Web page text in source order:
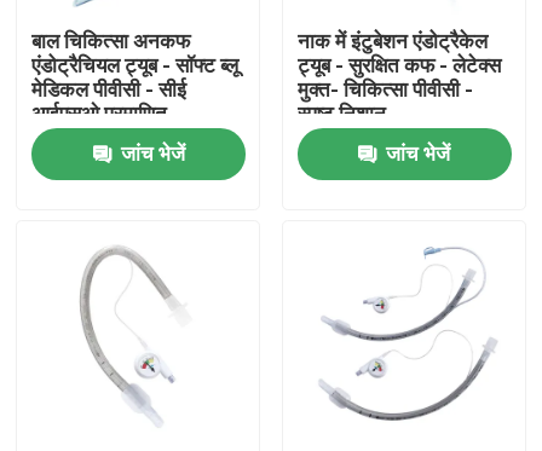
होम
वीआर दिखाएँ
बाल चिकित्सा अनकफ
एंडोट्रैचियल ट्यूब - सॉफ्ट ब्लू
मेडिकल पीवीसी - सीई
आईएसओ प्रमाणित
जांच भेजें
नाक में इंटुबेशन एंडोट्रैकेल
ट्यूब - सुरक्षित कफ - लेटेक्स
मुक्त- चिकित्सा पीवीसी -
स्पष्ट निशान
जांच भेजें